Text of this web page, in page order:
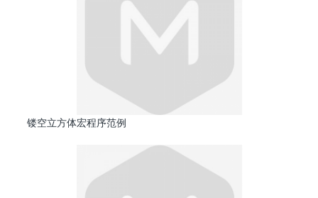
镂空立方体宏程序范例